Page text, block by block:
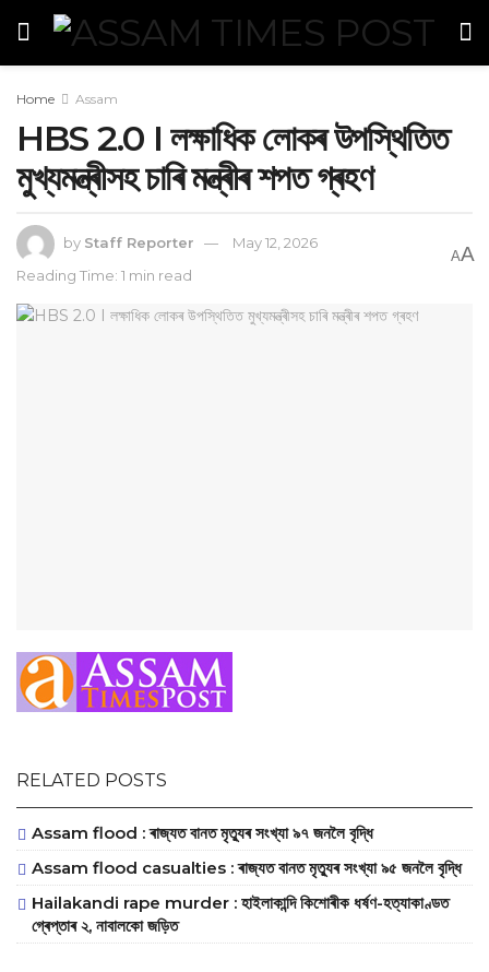
Home Assam
HBS 2.0 I লক্ষাধিক লোকৰ উপস্থিতিত
মুখ্যমন্ত্ৰীসহ চাৰি মন্ত্ৰীৰ শপত গ্ৰহণ
by Staff Reporter
May 12, 2026
Reading Time: 1 min read
AA
RELATED POSTS
Assam flood : ৰাজ্যত বানত মৃত্যুৰ সংখ্যা ৯৭ জনলৈ বৃদ্ধি
Assam flood casualties : ৰাজ্যত বানত মৃত্যুৰ সংখ্যা ৯৫ জনলৈ বৃদ্ধি
Hailakandi rape murder : হাইলাকান্দি কিশোৰীক ধৰ্ষণ-হত্যাকাণ্ডত
গ্ৰেপ্তাৰ ২, নাবালকো জড়িত